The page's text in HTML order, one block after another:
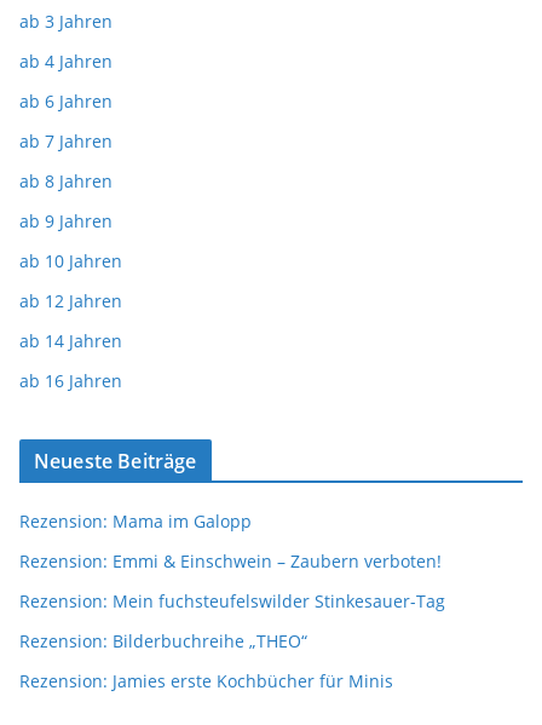
ab 3 Jahren
ab 4 Jahren
ab 6 Jahren
ab 7 Jahren
ab 8 Jahren
ab 9 Jahren
ab 10 Jahren
ab 12 Jahren
ab 14 Jahren
ab 16 Jahren
Neueste Beiträge
Rezension: Mama im Galopp
Rezension: Emmi & Einschwein – Zaubern verboten!
Rezension: Mein fuchsteufelswilder Stinkesauer-Tag
Rezension: Bilderbuchreihe „THEO“
Rezension: Jamies erste Kochbücher für Minis